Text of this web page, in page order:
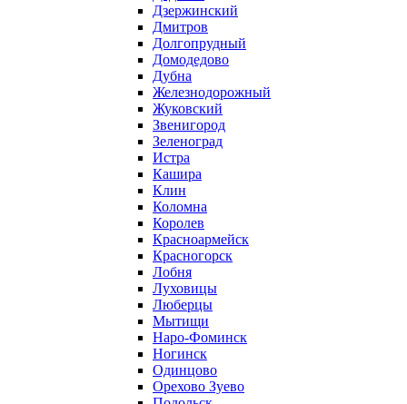
Дзержинский
Дмитров
Долгопрудный
Домодедово
Дубна
Железнодорожный
Жуковский
Звенигород
Зеленоград
Истра
Кашира
Клин
Коломна
Королев
Красноармейск
Красногорск
Лобня
Луховицы
Люберцы
Мытищи
Наро-Фоминск
Ногинск
Одинцово
Орехово Зуево